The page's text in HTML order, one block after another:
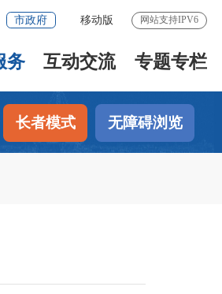
市政府 移动版 网站支持IPV6
务 互动交流 专题专栏
长者模式 无障碍浏览